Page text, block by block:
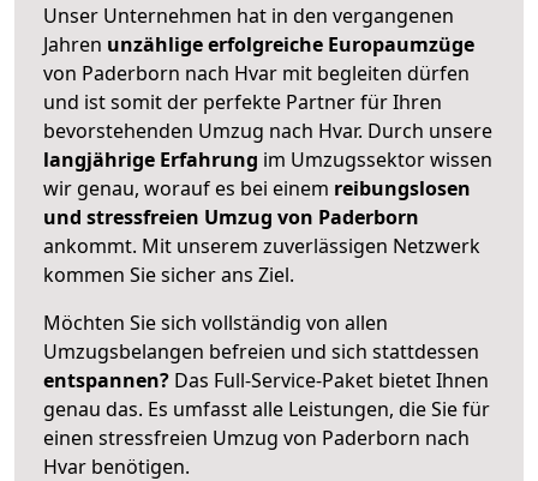
Unser Unternehmen hat in den vergangenen
Jahren unzählige erfolgreiche Europaumzüge
von Paderborn nach Hvar mit begleiten dürfen
und ist somit der perfekte Partner für Ihren
bevorstehenden Umzug nach Hvar. Durch unsere
langjährige Erfahrung im Umzugssektor wissen
wir genau, worauf es bei einem reibungslosen
und stressfreien Umzug von Paderborn
ankommt. Mit unserem zuverlässigen Netzwerk
kommen Sie sicher ans Ziel.
Möchten Sie sich vollständig von allen
Umzugsbelangen befreien und sich stattdessen
entspannen? Das Full-Service-Paket bietet Ihnen
genau das. Es umfasst alle Leistungen, die Sie für
einen stressfreien Umzug von Paderborn nach
Hvar benötigen.